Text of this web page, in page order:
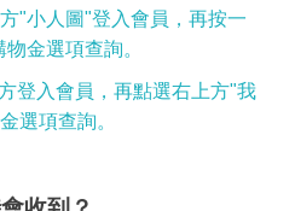
"小人圖"登入會員，再按一
金選項查詢。
登入會員，再點選右上方"我
選項查詢。